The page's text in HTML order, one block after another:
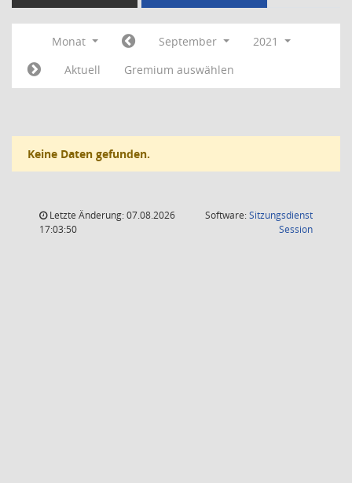
Monat September
2021
Aktuell
Gremium auswählen
Keine Daten gefunden.
Letzte Änderung: 07.08.2026
17:03:50
Software:Sitzungsdienst
Session(Wird in